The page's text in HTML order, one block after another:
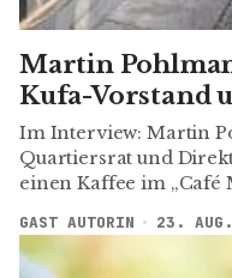
Martin
Kufa-Vorstand
Im Interview: Martin
Quartiersrat und
einen Kaffee im „Café
GAST AUTORIN 23.